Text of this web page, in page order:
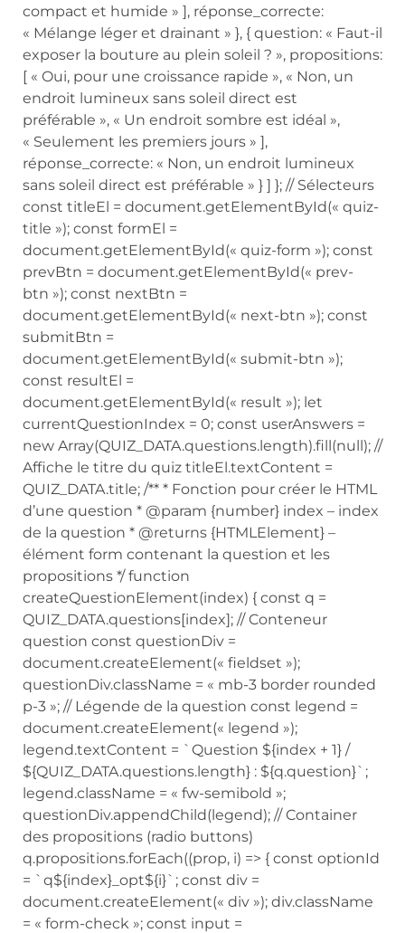
compact et humide » ], réponse_correcte:
« Mélange léger et drainant » }, { question: « Faut-il
exposer la bouture au plein soleil ? », propositions:
[ « Oui, pour une croissance rapide », « Non, un
endroit lumineux sans soleil direct est
préférable », « Un endroit sombre est idéal »,
« Seulement les premiers jours » ],
réponse_correcte: « Non, un endroit lumineux
sans soleil direct est préférable » } ] }; // Sélecteurs
const titleEl = document.getElementById(« quiz-
title »); const formEl =
document.getElementById(« quiz-form »); const
prevBtn = document.getElementById(« prev-
btn »); const nextBtn =
document.getElementById(« next-btn »); const
submitBtn =
document.getElementById(« submit-btn »);
const resultEl =
document.getElementById(« result »); let
currentQuestionIndex = 0; const userAnswers =
new Array(QUIZ_DATA.questions.length).fill(null); //
Affiche le titre du quiz titleEl.textContent =
QUIZ_DATA.title; /** * Fonction pour créer le HTML
d’une question * @param {number} index – index
de la question * @returns {HTMLElement} –
élément form contenant la question et les
propositions */ function
createQuestionElement(index) { const q =
QUIZ_DATA.questions[index]; // Conteneur
question const questionDiv =
document.createElement(« fieldset »);
questionDiv.className = « mb-3 border rounded
p-3 »; // Légende de la question const legend =
document.createElement(« legend »);
legend.textContent = `Question ${index + 1} /
${QUIZ_DATA.questions.length} : ${q.question}`;
legend.className = « fw-semibold »;
questionDiv.appendChild(legend); // Container
des propositions (radio buttons)
q.propositions.forEach((prop, i) => { const optionId
= `q${index}_opt${i}`; const div =
document.createElement(« div »); div.className
= « form-check »; const input =